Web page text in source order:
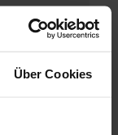
Über Cookies